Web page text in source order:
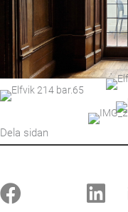
Dela sidan